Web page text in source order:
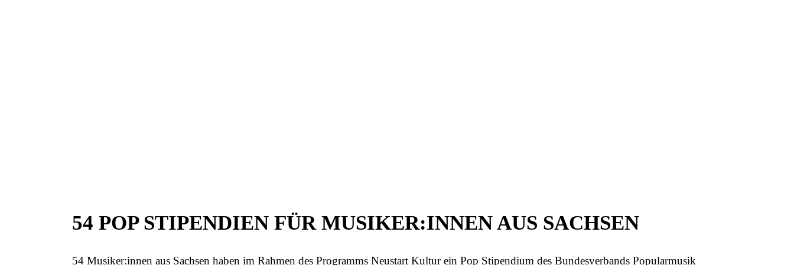
54 POP STIPENDIEN FÜR MUSIKER:INNEN AUS SACHSEN
54 Musiker:innen aus Sachsen haben im Rahmen des Programms Neustart Kultur ein Pop Stipendium des Bundesverbands Popularmusik